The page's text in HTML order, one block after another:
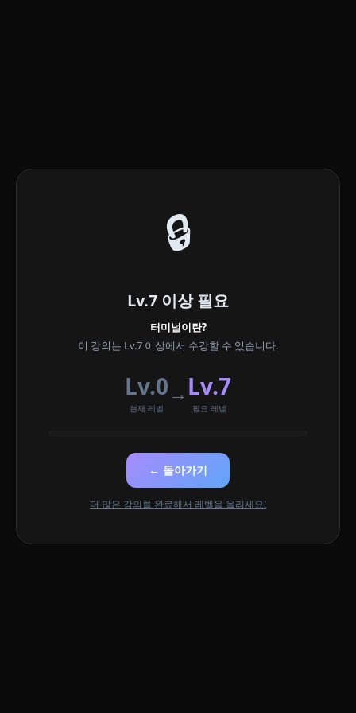
🔒
Lv.7 이상 필요
터미널이란?
이 강의는 Lv.7 이상에서 수강할 수 있습니다.
Lv.0
현재 레벨
→ Lv.7
필요 레벨
← 돌아가기
더 많은 강의를 완료해서 레벨을 올리세요!